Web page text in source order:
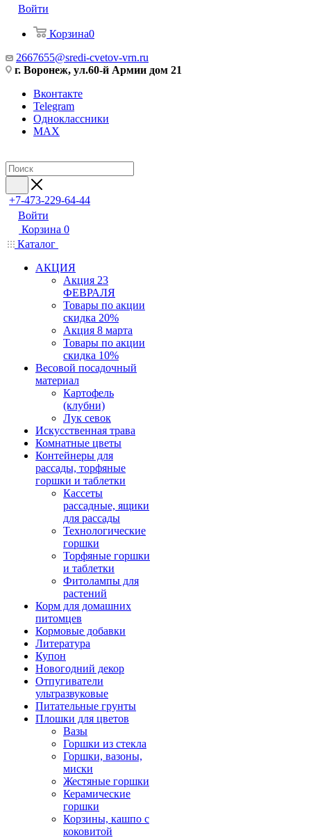
Войти
Корзина0
2667655@sredi-cvetov-vrn.ru
г. Воронеж, ул.60-й Армии дом 21
Вконтакте
Telegram
Одноклассники
MAX
+7-473-229-64-44
Войти
Корзина 0
Каталог
АКЦИЯ
Акция 23
ФЕВРАЛЯ
Товары по акции
скидка 20%
Акция 8 марта
Товары по акции
скидка 10%
Весовой посадочный
материал
Картофель
(клубни)
Лук севок
Искусственная трава
Комнатные цветы
Контейнеры для
рассады, торфяные
горшки и таблетки
Кассеты
рассадные, ящики
для рассады
Технологические
горшки
Торфяные горшки
и таблетки
Фитолампы для
растений
Корм для домашних
питомцев
Кормовые добавки
Литература
Купон
Новогодний декор
Отпугиватели
ультразвуковые
Питательные грунты
Плошки для цветов
Вазы
Горшки из стекла
Горшки, вазоны,
миски
Жестяные горшки
Керамические
горшки
Корзины, кашпо с
коковитой